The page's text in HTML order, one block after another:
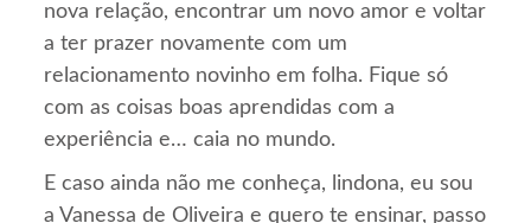
nova relação, encontrar um novo amor e voltar
a ter prazer novamente com um
relacionamento novinho em folha. Fique só
com as coisas boas aprendidas com a
experiência e… caia no mundo.
E caso ainda não me conheça, lindona, eu sou
a Vanessa de Oliveira e quero te ensinar, passo